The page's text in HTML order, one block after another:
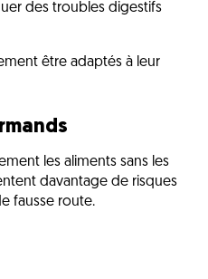
des troubles digestifs
être adaptés à leur
les aliments sans les
davantage de risques
fausse route.